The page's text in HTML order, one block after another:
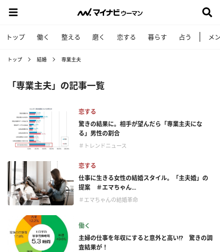
トップ 働く 整える 磨く 恋する 暮らす 占う メ
トップ 結婚 専業主夫
「専業主夫」の記事一覧
恋する
驚きの結果に。相手が望んだら「専業主夫にな
る」男性の割合
＃トレンドニュース
恋する
仕事に生きる女性の結婚スタイル。「主夫婚」の
提案 ＃エマちゃん...
＃エマちゃんの結婚革命
働く
主婦の仕事を年収にすると意外と高い!? 驚きの調
査結果が！